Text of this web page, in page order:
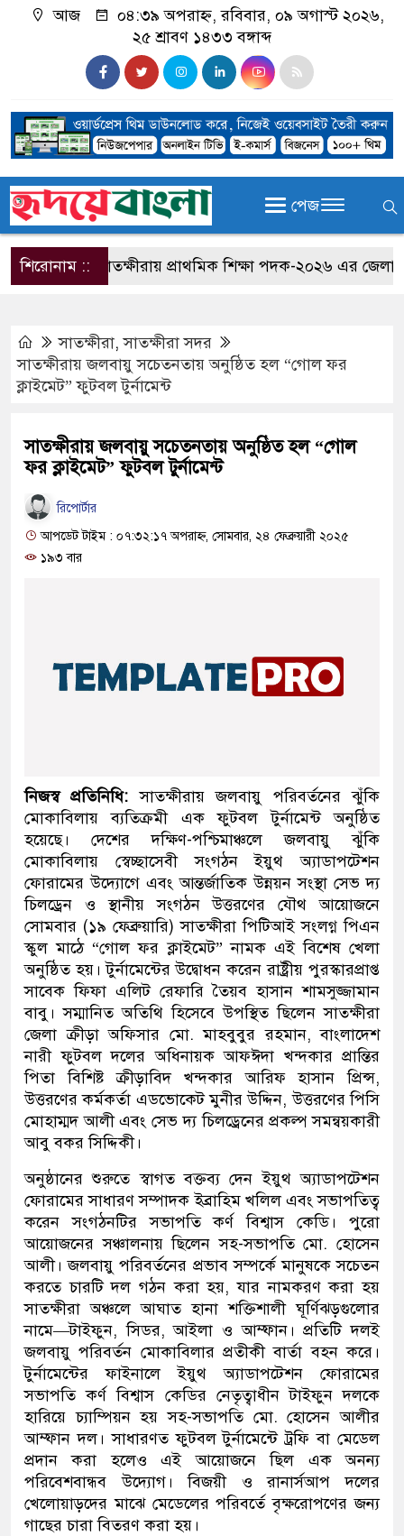
আজ
০৪:৩৯ অপরাহ্ন, রবিবার, ০৯ অগাস্ট ২০২৬,
২৫ শ্রাবণ ১৪৩৩ বঙ্গাব্দ
পেজ
শিরোনাম ::সাতক্ষীরায় প্রাথমিক শিক্ষা পদক-২০২৬ এর জেলা
সাতক্ষীরা,সাতক্ষীরা সদর
সাতক্ষীরায় জলবায়ু সচেতনতায় অনুষ্ঠিত হল “গোল ফর
ক্লাইমেট” ফুটবল টুর্নামেন্ট
সাতক্ষীরায় জলবায়ু সচেতনতায় অনুষ্ঠিত হল “গোল
ফর ক্লাইমেট” ফুটবল টুর্নামেন্ট
রিপোর্টার
আপডেট টাইম : ০৭:৩২:১৭ অপরাহ্ন, সোমবার, ২৪ ফেব্রুয়ারী ২০২৫
১৯৩ বার
নিজস্ব প্রতিনিধি: সাতক্ষীরায় জলবায়ু পরিবর্তনের ঝুঁকি
মোকাবিলায় ব্যতিক্রমী এক ফুটবল টুর্নামেন্ট অনুষ্ঠিত
হয়েছে। দেশের দক্ষিণ-পশ্চিমাঞ্চলে জলবায়ু ঝুঁকি
মোকাবিলায় স্বেচ্ছাসেবী সংগঠন ইয়ুথ অ্যাডাপটেশন
ফোরামের উদ্যোগে এবং আন্তর্জাতিক উন্নয়ন সংস্থা সেভ দ্য
চিলড্রেন ও স্থানীয় সংগঠন উত্তরণের যৌথ আয়োজনে
সোমবার (১৯ ফেব্রুয়ারি) সাতক্ষীরা পিটিআই সংলগ্ন পিএন
স্কুল মাঠে “গোল ফর ক্লাইমেট” নামক এই বিশেষ খেলা
অনুষ্ঠিত হয়। টুর্নামেন্টের উদ্বোধন করেন রাষ্ট্রীয় পুরস্কারপ্রাপ্ত
সাবেক ফিফা এলিট রেফারি তৈয়ব হাসান শামসুজ্জামান
বাবু। সম্মানিত অতিথি হিসেবে উপস্থিত ছিলেন সাতক্ষীরা
জেলা ক্রীড়া অফিসার মো. মাহবুবুর রহমান, বাংলাদেশ
নারী ফুটবল দলের অধিনায়ক আফ‌ঈদা খন্দকার প্রান্তির
পিতা বিশিষ্ট ক্রীড়াবিদ খন্দকার আরিফ হাসান প্রিন্স,
উত্তরণের কর্মকর্তা এডভোকেট মুনীর উদ্দিন, উত্তরণের পিসি
মোহাম্মদ আলী এবং সেভ দ্য চিলড্রেনের প্রকল্প সমন্বয়কারী
আবু বকর সিদ্দিকী।
অনুষ্ঠানের শুরুতে স্বাগত বক্তব্য দেন ইয়ুথ অ্যাডাপটেশন
ফোরামের সাধারণ সম্পাদক ইব্রাহিম খলিল এবং সভাপতিত্ব
করেন সংগঠনটির সভাপতি কর্ণ বিশ্বাস কেডি। পুরো
আয়োজনের সঞ্চালনায় ছিলেন সহ-সভাপতি মো. হোসেন
আলী। জলবায়ু পরিবর্তনের প্রভাব সম্পর্কে মানুষকে সচেতন
করতে চারটি দল গঠন করা হয়, যার নামকরণ করা হয়
সাতক্ষীরা অঞ্চলে আঘাত হানা শক্তিশালী ঘূর্ণিঝড়গুলোর
নামে—টাইফুন, সিডর, আইলা ও আম্ফান। প্রতিটি দলই
জলবায়ু পরিবর্তন মোকাবিলার প্রতীকী বার্তা বহন করে।
টুর্নামেন্টের ফাইনালে ইয়ুথ অ্যাডাপটেশন ফোরামের
সভাপতি কর্ণ বিশ্বাস কেডির নেতৃত্বাধীন টাইফুন দলকে
হারিয়ে চ্যাম্পিয়ন হয় সহ-সভাপতি মো. হোসেন আলীর
আম্ফান দল। সাধারণত ফুটবল টুর্নামেন্টে ট্রফি বা মেডেল
প্রদান করা হলেও এই আয়োজনে ছিল এক অনন্য
পরিবেশবান্ধব উদ্যোগ। বিজয়ী ও রানার্সআপ দলের
খেলোয়াড়দের মাঝে মেডেলের পরিবর্তে বৃক্ষরোপণের জন্য
গাছের চারা বিতরণ করা হয়।